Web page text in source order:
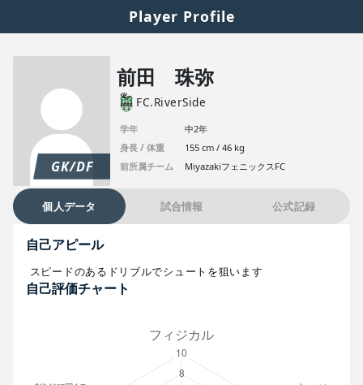
Player Profile
GK/DF
前田 珠弥
FC.RiverSide
学年
中2年
身長 / 体重
155 cm / 46 kg
前所属チーム
MiyazakiフェニックスFC
個人データ 試合情報 公式記録
自己アピール
スピードのあるドリブルでシュートを狙います
自己評価チャート